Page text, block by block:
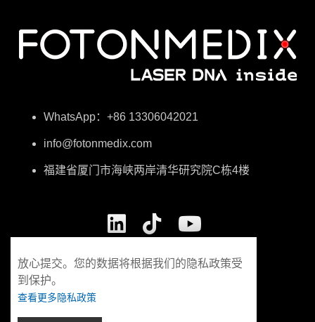
WhatsApp：+86 13306042021
info@fotonmedix.com
福建省厦门市海峡两岸清华研究院C栋4楼
放心提交。您的数据将根据我们的隐私政策受
到保护。
查看更多隐私政策